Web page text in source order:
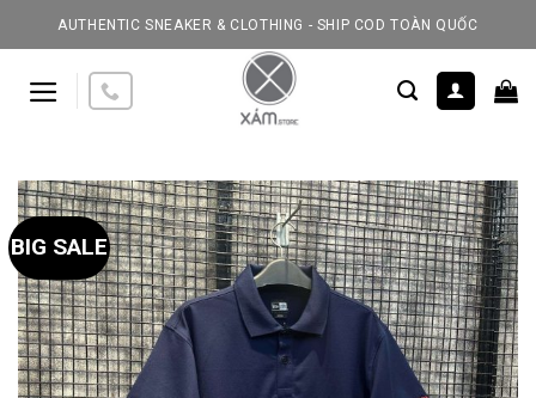
to
AUTHENTIC SNEAKER & CLOTHING - SHIP COD TOÀN QUỐC
BIG SALE